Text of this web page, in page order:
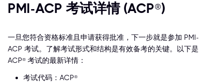
PMI-ACP 考试详情 (ACP®)
一旦您符合资格标准且申请获得批准，下一步就是参加 PMI-
ACP 考试。了解考试形式和结构是有效备考的关键。以下是
ACP® 考试的最新详情：
考试代码：ACP®